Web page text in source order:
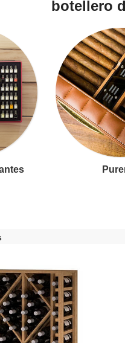
botellero